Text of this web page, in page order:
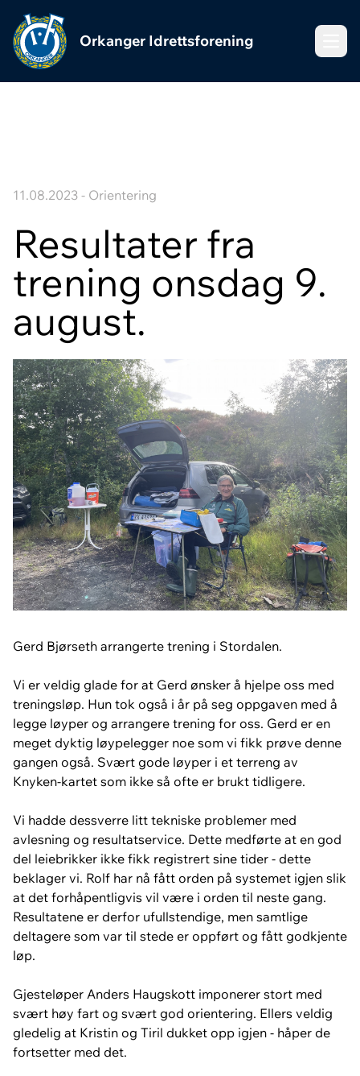
Orkanger Idrettsforening
11.08.2023 - Orientering
Resultater fra
trening onsdag 9.
august.
Gerd Bjørseth arrangerte trening i Stordalen.
Vi er veldig glade for at Gerd ønsker å hjelpe oss med
treningsløp. Hun tok også i år på seg oppgaven med å
legge løyper og arrangere trening for oss. Gerd er en
meget dyktig løypelegger noe som vi fikk prøve denne
gangen også. Svært gode løyper i et terreng av
Knyken-kartet som ikke så ofte er brukt tidligere.
Vi hadde dessverre litt tekniske problemer med
avlesning og resultatservice. Dette medførte at en god
del leiebrikker ikke fikk registrert sine tider - dette
beklager vi. Rolf har nå fått orden på systemet igjen slik
at det forhåpentligvis vil være i orden til neste gang.
Resultatene er derfor ufullstendige, men samtlige
deltagere som var til stede er oppført og fått godkjente
løp.
Gjesteløper Anders Haugskott imponerer stort med
svært høy fart og svært god orientering. Ellers veldig
gledelig at Kristin og Tiril dukket opp igjen - håper de
fortsetter med det.